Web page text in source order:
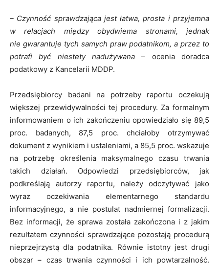
– Czynność sprawdzająca jest łatwa, prosta i przyjemna
w relacjach między obydwiema stronami, jednak
nie gwarantuje tych samych praw podatnikom, a przez to
potrafi być niestety nadużywana– ocenia doradca
podatkowy z Kancelarii MDDP.
Przedsiębiorcy badani na potrzeby raportu oczekują
większej przewidywalności tej procedury. Za formalnym
informowaniem o ich zakończeniu opowiedziało się 89,5
proc. badanych, 87,5 proc. chciałoby otrzymywać
dokument z wynikiem i ustaleniami, a 85,5 proc. wskazuje
na potrzebę określenia maksymalnego czasu trwania
takich działań. Odpowiedzi przedsiębiorców, jak
podkreślają autorzy raportu, należy odczytywać jako
wyraz oczekiwania elementarnego standardu
informacyjnego, a nie postulat nadmiernej formalizacji.
Bez informacji, że sprawa została zakończona i z jakim
rezultatem czynności sprawdzające pozostają procedurą
nieprzejrzystą dla podatnika. Równie istotny jest drugi
obszar – czas trwania czynności i ich powtarzalność.